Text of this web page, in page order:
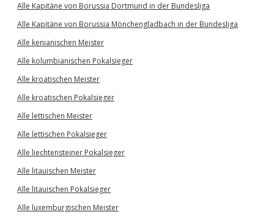
Alle Kapitäne von Borussia Dortmund in der Bundesliga
Alle Kapitäne von Borussia Mönchengladbach in der Bundesliga
Alle kenianischen Meister
Alle kolumbianischen Pokalsieger
Alle kroatischen Meister
Alle kroatischen Pokalsieger
Alle lettischen Meister
Alle lettischen Pokalsieger
Alle liechtensteiner Pokalsieger
Alle litauischen Meister
Alle litauischen Pokalsieger
Alle luxemburgischen Meister